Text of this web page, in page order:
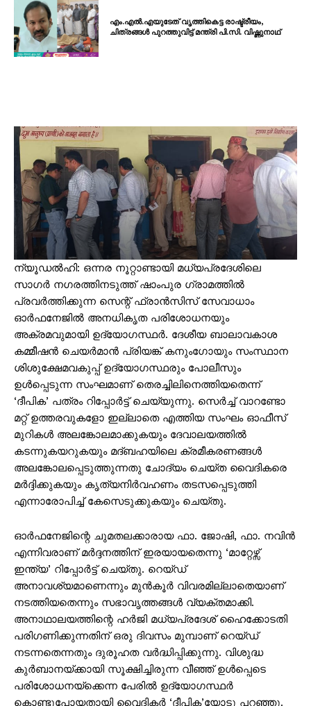
എം.എൽ.എയുടേത് വൃത്തികെട്ട രാഷ്ട്രീയം,
ചിത്രങ്ങൾ പുറത്തുവിട്ട് മന്ത്രി പി.സി. വിഷ്ണുനാഥ്
ന്യൂഡൽഹി: ഒന്നര നൂറ്റാണ്ടായി മധ്യപ്രദേശിലെ
സാഗർ നഗരത്തിനടുത്ത് ഷാംപുര ഗ്രാമത്തിൽ
പ്രവർത്തിക്കുന്ന സെന്റ് ഫ്രാൻസിസ് സേവാധാം
ഓർഫനേജിൽ അനധികൃത പരിശോധനയും
അക്രമവുമായി ഉദ്യോഗസ്ഥർ. ദേശീയ ബാലാവകാശ
കമ്മീഷൻ ചെയർമാൻ പ്രിയങ്ക് കനുംഗോയും സംസ്ഥാന
ശിശുക്ഷേമവകുപ്പ് ഉദ്യോഗസ്ഥരും പോലീസും
ഉൾപ്പെടുന്ന സംഘമാണ് തെരച്ചിലിനെത്തിയതെന്ന്
‘ദീപിക’ പത്രം റിപ്പോര്‍ട്ട് ചെയ്യുന്നു. സെർച്ച് വാറണ്ടോ
മറ്റ് ഉത്തരവുകളോ ഇല്ലാതെ എത്തിയ സംഘം ഓഫീസ്
മുറികൾ അലങ്കോലമാക്കുകയും ദേവാലയത്തിൽ
കടന്നുകയറുകയും മദ്ബഹയിലെ ക്രമീകരണങ്ങൾ
അലങ്കോലപ്പെടുത്തുന്നതു ചോദ്യം ചെയ്ത വൈദികരെ
മർദ്ദിക്കുകയും കൃത്യനിർവഹണം തടസപ്പെടുത്തി
എന്നാരോപിച്ച് കേസെടുക്കുകയും ചെയ്തു.
ഓർഫനേജിന്റെ ചുമതലക്കാരായ ഫാ. ജോഷി, ഫാ. നവിൻ
എന്നിവരാണ് മര്‍ദ്ദനത്തിന് ഇരയായതെന്നു ‘മാറ്റേഴ്സ്
ഇന്ത്യ’ റിപ്പോര്‍ട്ട് ചെയ്തു. റെയ്ഡ്
അനാവശ്യമാണെന്നും മുൻകൂർ വിവരമില്ലാതെയാണ്
നടത്തിയതെന്നും സഭാവൃത്തങ്ങള്‍ വ്യക്തമാക്കി.
അനാഥാലയത്തിന്റെ ഹർജി മധ്യപ്രദേശ് ഹൈക്കോടതി
പരിഗണിക്കുന്നതിന് ഒരു ദിവസം മുമ്പാണ് റെയ്ഡ്
നടന്നതെന്നതും ദുരൂഹത വര്‍ദ്ധിപ്പിക്കുന്നു. വിശുദ്ധ
കുർബാനയ്ക്കായി സൂക്ഷിച്ചിരുന്ന വീഞ്ഞ് ഉൾപ്പെടെ
പരിശോധനയ്ക്കെന്ന പേരിൽ ഉദ്യോഗസ്ഥർ
കൊണ്ടുപോയതായി വൈദികർ ‘ദീപിക’യോടു പറഞ്ഞു.